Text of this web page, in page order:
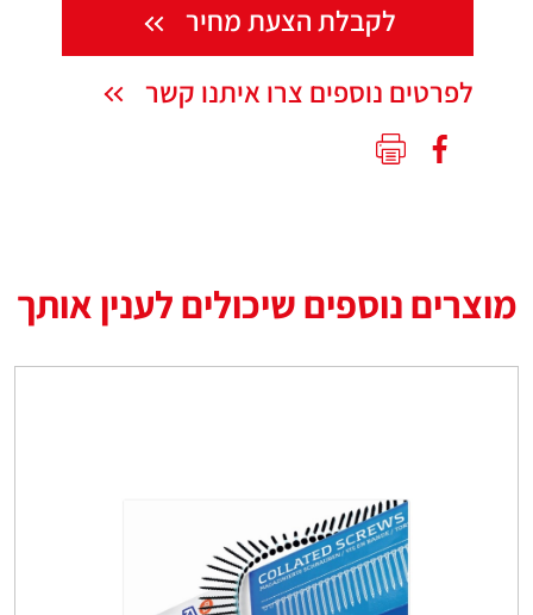
לקבלת הצעת מחיר
לפרטים נוספים צרו איתנו קשר
מוצרים נוספים שיכולים לענין אותך